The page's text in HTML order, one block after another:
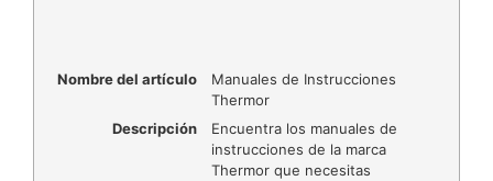
Nombre del artículo
Manuales de Instrucciones
Thermor
Descripción
Encuentra los manuales de
instrucciones de la marca
Thermor que necesitas